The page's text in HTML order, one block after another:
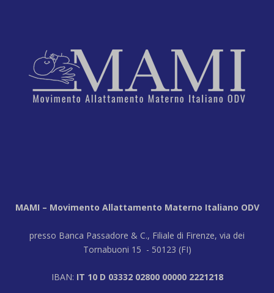
MAMI – Movimento Allattamento Materno Italiano ODV
presso Banca Passadore & C., Filiale di Firenze, via dei
Tornabuoni 15 - 50123 (FI)
IBAN: IT 10 D 03332 02800 00000 2221218